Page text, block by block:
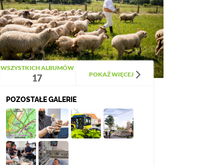
WSZYSTKICH ALBUMÓW
17 POKAŻ WIĘCEJ
POZOSTAŁE GALERIE